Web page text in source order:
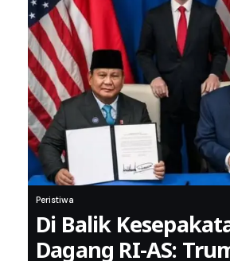
Peristiwa
Di Balik
Dagang RI-AS: